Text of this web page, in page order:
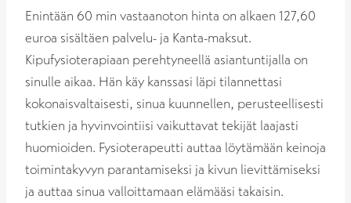
Enintään 60 min vastaanoton hinta on alkaen 127,60
euroa sisältäen palvelu- ja Kanta-maksut.
Kipufysioterapiaan perehtyneellä asiantuntijalla on
sinulle aikaa. Hän käy kanssasi läpi tilannettasi
kokonaisvaltaisesti, sinua kuunnellen, perusteellisesti
tutkien ja hyvinvointiisi vaikuttavat tekijät laajasti
huomioiden. Fysioterapeutti auttaa löytämään keinoja
toimintakyvyn parantamiseksi ja kivun lievittämiseksi
ja auttaa sinua valloittamaan elämääsi takaisin.